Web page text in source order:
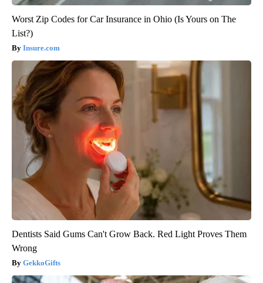
Worst Zip Codes for Car Insurance in Ohio (Is Yours on The
List?)
Insure.com
Dentists Said Gums Can't Grow Back. Red Light Proves Them
Wrong
GekkoGifts